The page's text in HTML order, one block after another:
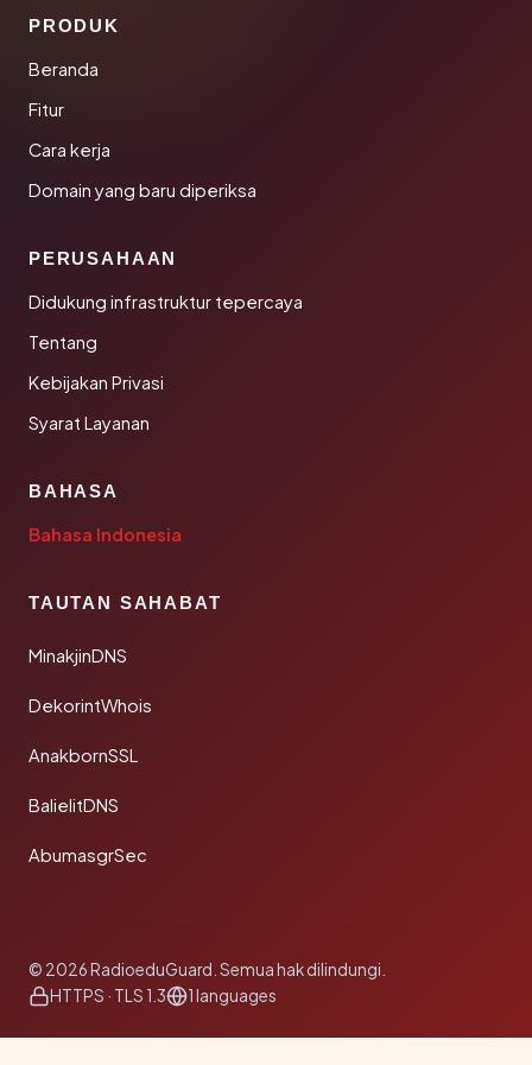
PRODUK
Beranda
Fitur
Cara kerja
Domain yang baru diperiksa
PERUSAHAAN
Didukung infrastruktur tepercaya
Tentang
Kebijakan Privasi
Syarat Layanan
BAHASA
Bahasa Indonesia
TAUTAN SAHABAT
MinakjinDNS
DekorintWhois
AnakbornSSL
BalielitDNS
AbumasgrSec
© 2026 RadioeduGuard. Semua hak dilindungi.
HTTPS · TLS 1.3
1 languages